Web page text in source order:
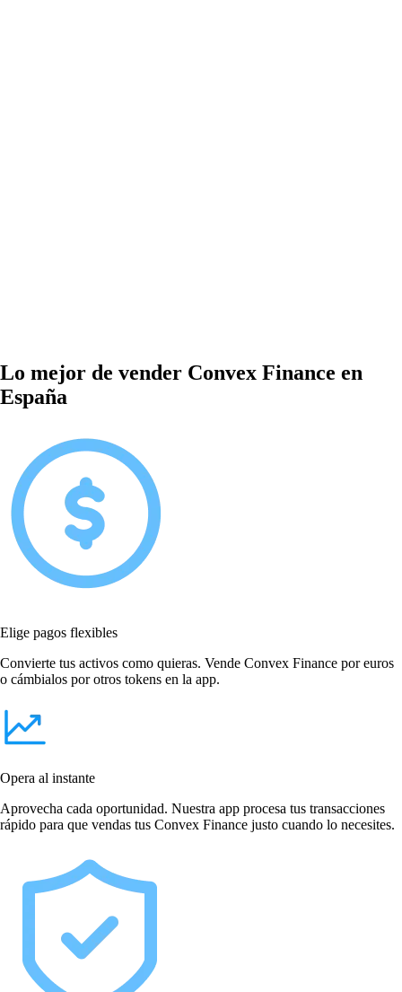
Lo mejor de vender Convex Finance en
España
Elige pagos flexibles
Convierte tus activos como quieras. Vende Convex Finance por euros
o cámbialos por otros tokens en la app.
Opera al instante
Aprovecha cada oportunidad. Nuestra app procesa tus transacciones
rápido para que vendas tus Convex Finance justo cuando lo necesites.